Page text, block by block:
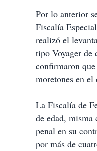
Por lo anterior
Fiscalía
realizó el
tipo Voyager de
confirmaron
moretones en
La Fiscalía de
de edad,
penal en su
por más de